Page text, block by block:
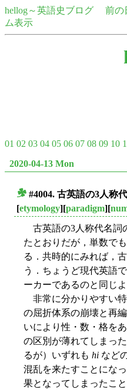
hellog～英語史ブログ 前の
ム表示
01 02 03 04 05 06 07 08 09 10
2020-04-13 Mon
#4004. 古英語の3人称
[etymology][paradigm][
古英語の3人称代名詞
たとおりだが，単数で
る．共時的にみれば，
う．ちょうど現代英語で
ーカーであるのと同じ
非常に分かりやすい
の屈折体系の崩壊と再
いにより性・数・格を
の区別が薄れてしまっ
るが）いずれも hi など
混乱を来たすことにな
果となってしまったこと